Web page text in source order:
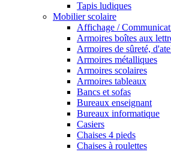
Tapis ludiques
Mobilier scolaire
Affichage /
Armoires boîtes aux
Armoires de sûreté,
Armoires métalliques
Armoires scolaires
Armoires tableaux
Bancs et sofas
Bureaux enseignant
Bureaux informatique
Casiers
Chaises 4 pieds
Chaises à roulettes